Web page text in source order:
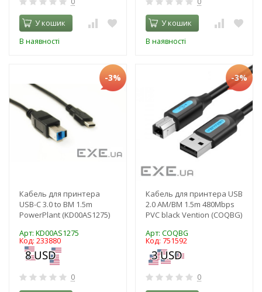
У кошик
В наявності
У кошик
В наявності
-3%
Кабель для принтера
USB-C 3.0 to BM 1.5m
PowerPlant (KD00AS1275)
Арт: KD00AS1275
Код: 233880
0
-3%
Кабель для принтера USB
2.0 AM/BM 1.5m 480Mbps
PVC black Vention (COQBG)
Арт: COQBG
Код: 751592
0